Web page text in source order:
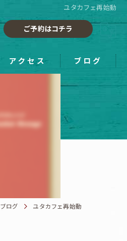
ユタカフェ再始動
ご予約はコチラ
アクセス ブログ
ブログ ユタカフェ再始動